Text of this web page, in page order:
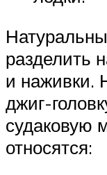
разделить
и наживки.
джиг-
судаковую
относятся: